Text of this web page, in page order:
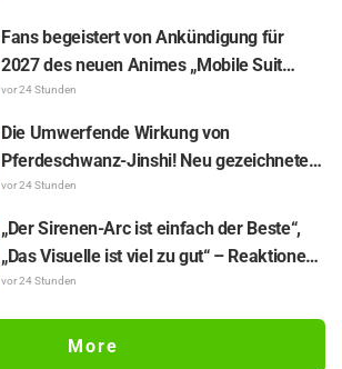
Kamuy“: „Ich liebe beide!“
Fans begeistert von Ankündigung für
2027 des neuen Animes „Mobile Suit
Gundam RG XARX-ZERO“: „Ein Umhang
und bestienartige Arme!!“ „Die Hauptfigur-
Maschine ist verdammt cool“
vor 24 Stunden
Die Umwerfende Wirkung von
Pferdeschwanz-Jinshi! Neu gezeichnete
„Yukata-Illustration“ zum Sommer-Event
von „Die Tagebücher der Apothekerin“ löst
Reaktionen aus wie „Mein Herz hat
ungelogen einen Aussetzer gehabt“
vor 24 Stunden
„Der Sirenen-Arc ist einfach der Beste“,
„Das Visuelle ist viel zu gut“ – Reaktionen
auf „Chiikawa The Movie: The Secret of
Juli Premiere feiert
vor 24 Stunden
More